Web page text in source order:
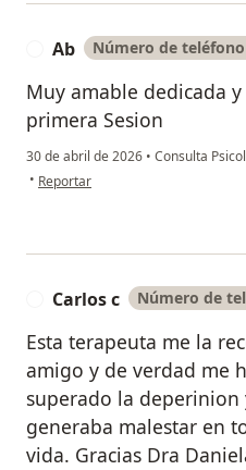
Ab Número de
Muy amable dedicada
primera Sesion
30 de abril de 2026 • Consulta
• en opinión del usuario Ab
Reportar
Carlos c Número de
Esta terapeuta me la
amigo y de verdad me
superado la deperinion
generaba malestar en
vida. Gracias Dra